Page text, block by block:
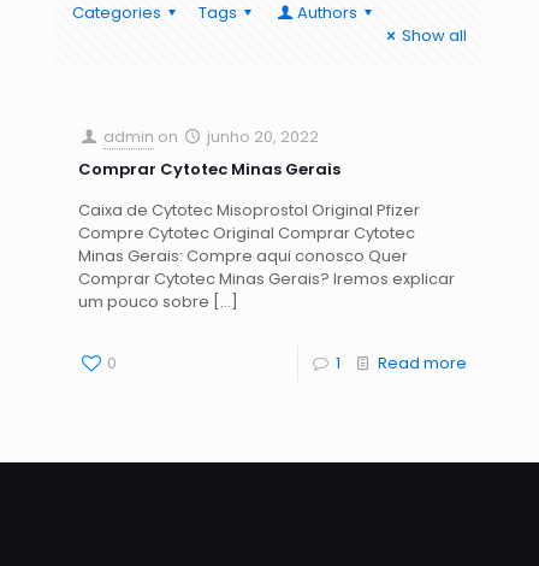
Categories Tags
Authors
Show all
admin on
junho 20, 2022
Comprar Cytotec Minas Gerais
Caixa de Cytotec Misoprostol Original Pfizer
Compre Cytotec Original Comprar Cytotec
Minas Gerais: Compre aqui conosco Quer
Comprar Cytotec Minas Gerais? Iremos explicar
um pouco sobre […]
0 1 Read more